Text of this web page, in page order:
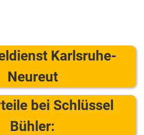
Karlsruhe-
Neureut
bei Schlüssel
Bühler: